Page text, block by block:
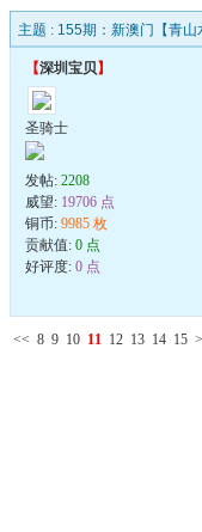
主题 : 155期：新澳门【青
【深圳宝贝】
圣骑士
发帖: 2208
威望: 19706 点
铜币: 9985 枚
贡献值: 0 点
好评度: 0 点
<< 8 9 10 11 12 13 14 15